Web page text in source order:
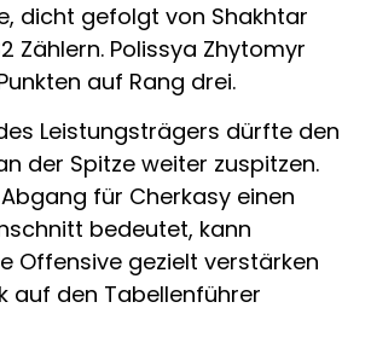
dicht gefolgt von Shakhtar
Zählern. Polissya Zhytomyr
auf Rang drei.
Leistungsträgers dürfte den
der Spitze weiter zuspitzen.
für Cherkasy einen
bedeutet, kann
Offensive gezielt verstärken
auf den Tabellenführer